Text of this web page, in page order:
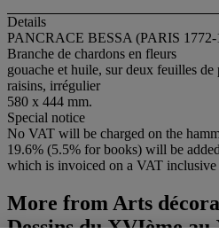
Details
PANCRACE BESSA (PARIS
Branche de chardons en fleurs
gouache et huile, sur deux feuilles
raisins, irrégulier
580 x 444 mm.
Special notice
No VAT will be charged on the
19.6% (5.5% for books) will be
which is invoiced on a VAT inclusive
More from Arts
Dessins du XVIème au